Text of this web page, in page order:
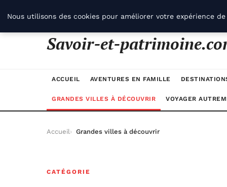
Savoir-et-
ACCUEIL AVENTURES EN FAMILLE
GRANDES VILLES À DÉCOUVRIR VOYAGER
Accueil Grandes villes à découvrir
CATÉGORIE
Nous utilisons des cookies pour améliorer votre expérience